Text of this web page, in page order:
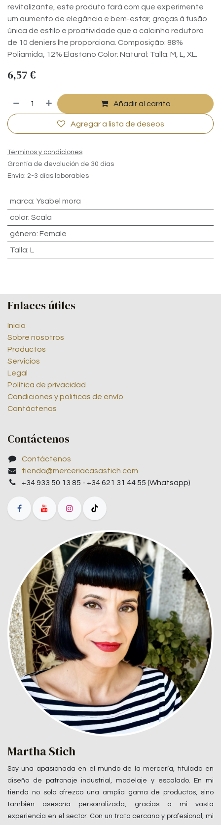
revitalizante, este produto fará com que experimente
um aumento de elegância e bem-estar, graças à fusão
única de estilo e proatividade que a calcinha redutora
de 10 deniers lhe proporciona. Composição: 88%
Poliamida, 12% Elastano Color: Natural; Talla: M, L, XL.
6,57 €
Añadir al carrito
Agregar a lista de deseos
Términos y condiciones
Grantía de devolución de 30 días
Envío: 2-3 días laborables
marca: Ysabel mora
color: Scala
género: Female
Talla: L
Enlaces útiles
Inicio
Sobre nosotros
Productos
Servicios
Legal
Política de privacidad
Condiciones y politicas de envío
Contáctenos
Contáctenos
Contáctenos
tienda@merceriacasastich.com
+34 933 50 13 85 - +34 621 31 44 55 (Whatsapp)
Martha Stich
Soy una apasionada en el mundo de la mercería, titulada en
diseño de patronaje industrial, modelaje y escalado. En mi
tienda no solo ofrezco una amplia gama de productos, sino
también asesoría personalizada, gracias a mi vasta
experiencia en el sector. Con un trato cercano y profesional, mi